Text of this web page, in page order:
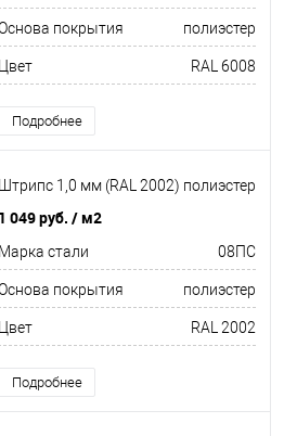
покрытия полиэстер
Цвет RAL 6008
Подробнее
Штрипс 1,0 мм (RAL 2002) полиэстер
1 049 руб. / м2
Марка стали 08ПС
покрытия полиэстер
Цвет RAL 2002
Подробнее